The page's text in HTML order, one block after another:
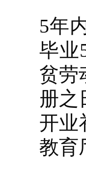
5年
毕业
贫劳
册之
开业
教育
（